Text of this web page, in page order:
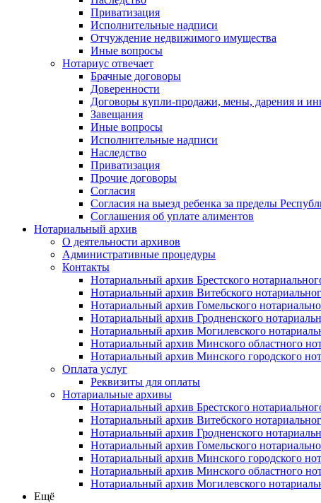
Приватизация
Исполнительные надписи
Отчуждение недвижимого имущества
Иные вопросы
Нотариус отвечает
Брачные договоры
Доверенности
Договоры купли-продажи, мены, дарения и
Завещания
Иные вопросы
Исполнительные надписи
Наследство
Приватизация
Прочие договоры
Согласия
Согласия на выезд ребенка за пределы
Соглашения об уплате алиментов
Нотариальный архив
О деятельности архивов
Административные процедуры
Контакты
Нотариальный архив Брестского
Нотариальный архив Витебского
Нотариальный архив Гомельского
Нотариальный архив Гродненского
Нотариальный архив Могилевского
Нотариальный архив Минского областного
Нотариальный архив Минского городского
Оплата услуг
Реквизиты для оплаты
Нотариальные архивы
Нотариальный архив Брестского
Нотариальный архив Витебского
Нотариальный архив Гродненского
Нотариальный архив Гомельского
Нотариальный архив Минского городского
Нотариальный архив Минского областного
Нотариальный архив Могилевского
Ещё